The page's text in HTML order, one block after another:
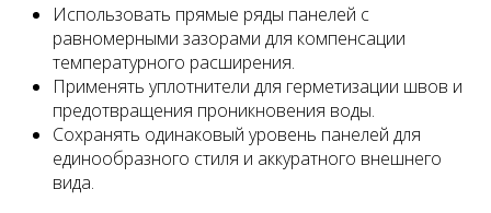
Использовать прямые ряды панелей с
равномерными зазорами для компенсации
температурного расширения.
Применять уплотнители для герметизации швов и
предотвращения проникновения воды.
Сохранять одинаковый уровень панелей для
единообразного стиля и аккуратного внешнего
вида.